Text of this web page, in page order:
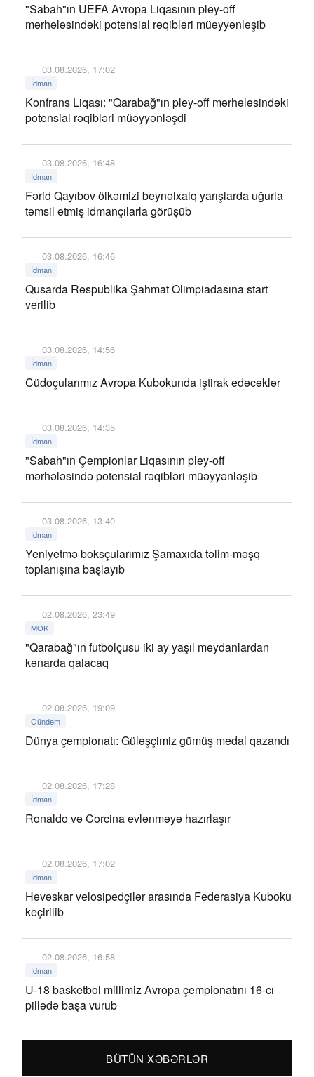
"Sabah"ın UEFA Avropa Liqasının pley-off
mərhələsindəki potensial rəqibləri müəyyənləşib
03.08.2026, 17:02
İdman
Konfrans Liqası: "Qarabağ"ın pley-off mərhələsindəki
potensial rəqibləri müəyyənləşdi
03.08.2026, 16:48
İdman
Fərid Qayıbov ölkəmizi beynəlxalq yarışlarda uğurla
təmsil etmiş idmançılarla görüşüb
03.08.2026, 16:46
İdman
Qusarda Respublika Şahmat Olimpiadasına start
verilib
03.08.2026, 14:56
İdman
Cüdoçularımız Avropa Kubokunda iştirak edəcəklər
03.08.2026, 14:35
İdman
"Sabah"ın Çempionlar Liqasının pley-off
mərhələsində potensial rəqibləri müəyyənləşib
03.08.2026, 13:40
İdman
Yeniyetmə boksçularımız Şamaxıda təlim-məşq
toplanışına başlayıb
02.08.2026, 23:49
MOK
"Qarabağ"ın futbolçusu iki ay yaşıl meydanlardan
kənarda qalacaq
02.08.2026, 19:09
Gündəm
Dünya çempionatı: Güləşçimiz gümüş medal qazandı
02.08.2026, 17:28
İdman
Ronaldo və Corcina evlənməyə hazırlaşır
02.08.2026, 17:02
İdman
Həvəskar velosipedçilər arasında Federasiya Kuboku
keçirilib
02.08.2026, 16:58
İdman
U-18 basketbol millimiz Avropa çempionatını 16-cı
pillədə başa vurub
BÜTÜN XƏBƏRLƏR